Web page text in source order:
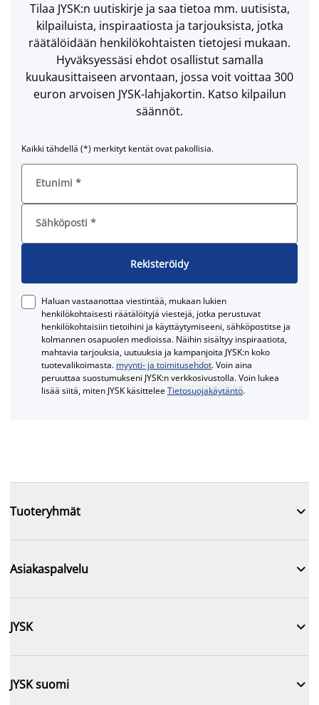
Tilaa JYSK:n uutiskirje ja saa tietoa mm. uutisista,
kilpailuista, inspiraatiosta ja tarjouksista, jotka
räätälöidään henkilökohtaisten tietojesi mukaan.
Hyväksyessäsi ehdot osallistut samalla
kuukausittaiseen arvontaan, jossa voit voittaa 300
euron arvoisen JYSK-lahjakortin. Katso kilpailun
säännöt.
Kaikki tähdellä (*) merkityt kentät ovat pakollisia.
Etunimi *
Sähköposti *
Rekisteröidy
Haluan vastaanottaa viestintää, mukaan lukien
henkilökohtaisesti räätälöityjä viestejä, jotka perustuvat
henkilökohtaisiin tietoihini ja käyttäytymiseeni, sähköpostitse ja
kolmannen osapuolen medioissa. Näihin sisältyy inspiraatiota,
mahtavia tarjouksia, uutuuksia ja kampanjoita JYSK:n koko
tuotevalikoimasta. myynti- ja toimitusehdot. Voin aina
peruuttaa suostumukseni JYSK:n verkkosivustolla. Voin lukea
lisää siitä, miten JYSK käsitteleeTietosuojakäytäntö.
Tuoteryhmät 
Asiakaspalvelu 
JYSK 
JYSK suomi 